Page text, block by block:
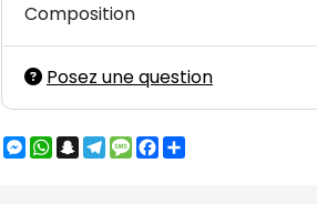
Composition
Posez une question
Messenger
WhatsApp
Snapchat
Telegram
MessageFacebook